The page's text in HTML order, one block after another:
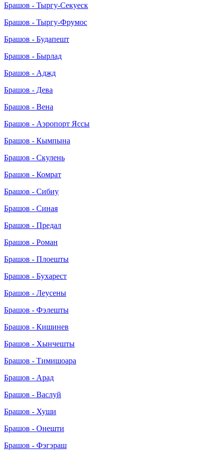
Брашов - Тыргу-Секуеск
Брашов - Тыргу-Фрумос
Брашов - Будапешт
Брашов - Бырлад
Брашов - Аджд
Брашов - Дева
Брашов - Вена
Брашов - Аэропорт Яссы
Брашов - Кымпына
Брашов - Скулень
Брашов - Комрат
Брашов - Сибиу
Брашов - Синая
Брашов - Предал
Брашов - Роман
Брашов - Плоешты
Брашов - Бухарест
Брашов - Леусены
Брашов - Фэлешты
Брашов - Кишинев
Брашов - Хынчешты
Брашов - Тимишоара
Брашов - Арад
Брашов - Васлуй
Брашов - Хуши
Брашов - Онешти
Брашов - Фэгэраш